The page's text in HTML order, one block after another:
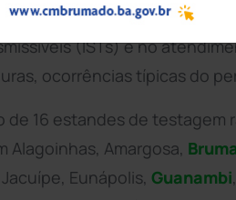
e no interior. As iniciativas
(ISTs) e no
ocorrências típicas do
de 16 estandes de testagem
Alagoinhas, Amargosa,
Eunápolis, Guanambi